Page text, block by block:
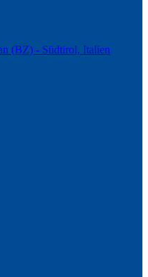
(BZ) - Südtirol, Italien